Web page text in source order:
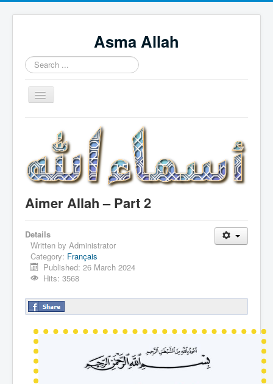
Asma Allah
Search
...
Toggle
Navigation
Intro Videos
Français
中国人
Español
Tagalog
English
Português
Aimer Allah – Part 2
Details
Written by Administrator
Category: Français
Published: 26 March 2024
Hits: 3568